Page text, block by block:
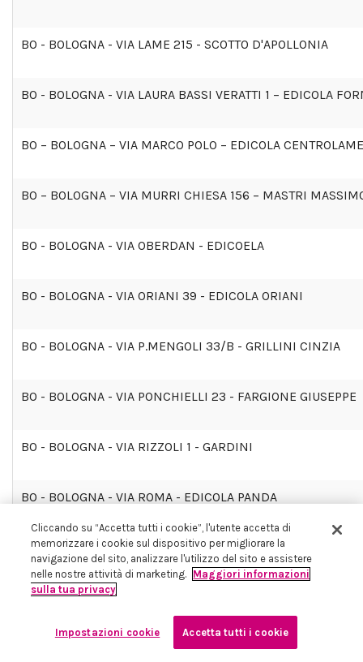
BO - BOLOGNA - VIA LAME 215 - SCOTTO D'APOLLONIA
BO - BOLOGNA - VIA LAURA BASSI VERATTI 1 – EDICOLA
BO – BOLOGNA – VIA MARCO POLO – EDICOLA CENTROLAME
BO – BOLOGNA – VIA MURRI CHIESA 156 – MASTRI
BO - BOLOGNA - VIA OBERDAN - EDICOELA
BO - BOLOGNA - VIA ORIANI 39 - EDICOLA ORIANI
BO - BOLOGNA - VIA P.MENGOLI 33/B - GRILLINI CINZIA
BO - BOLOGNA - VIA PONCHIELLI 23 - FARGIONE GIUSEPPE
BO - BOLOGNA - VIA RIZZOLI 1 - GARDINI
BO - BOLOGNA - VIA ROMA - EDICOLA PANDA
BO - BOLOGNA - VIA SAFFI 26 D - EDICOLA STANZA
BO - BOLOGNA - VIA SAN DONATO - SAN DONATO 68
BO - BOLOGNA - VIA SANZO 110 - GIUSEPPE BEATO
Cliccando su “Accetta tutti i cookie”, l'utente accetta di
memorizzare i cookie sul dispositivo per migliorare la
navigazione del sito, analizzare l'utilizzo del sito e assistere
nelle nostre attività di marketing. Maggiori informazioni
sulla tua privacy
Impostazioni cookie Accetta tutti i cookie